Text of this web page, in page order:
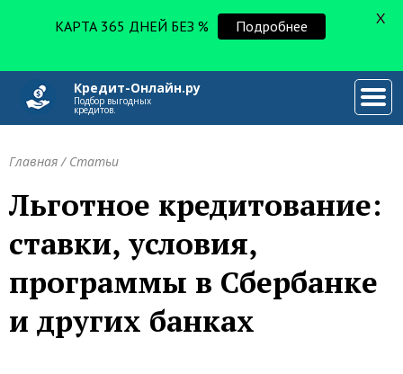
Кредит-Онлайн.ру
Подбор выгодных
кредитов.
###
Главная/ Статьи
Льготное кредитование:
ставки, условия,
программы в Сбербанке
и других банках
КАРТА 365 ДНЕЙ БЕЗ % Подробнее X